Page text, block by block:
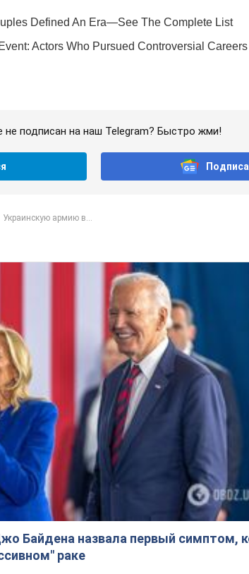
подписан на наш Telegram? Быстро жми!
Украинскую армию в...
Байдена назвала первый симптом,
раке